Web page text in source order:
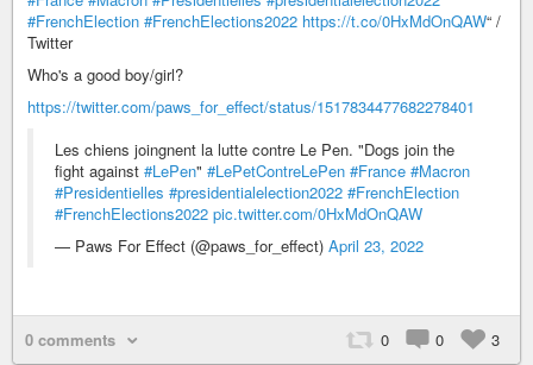
#FrenchElection #FrenchElections2022 https://t.co/0HxMdOnQAW“ /
Twitter
Who's a good boy/girl?
https://twitter.com/paws_for_effect/status/1517834477682278401
Les chiens joingnent la lutte contre Le Pen. "Dogs join the
fight against #LePen" #LePetContreLePen #France #Macron
#Presidentielles #presidentialelection2022 #FrenchElection
#FrenchElections2022 pic.twitter.com/0HxMdOnQAW
— Paws For Effect (@paws_for_effect) April 23, 2022
0 comments 0 0 3